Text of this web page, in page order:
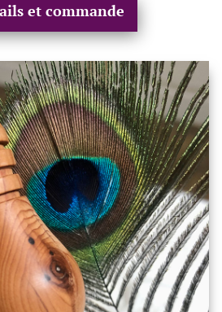
et commande